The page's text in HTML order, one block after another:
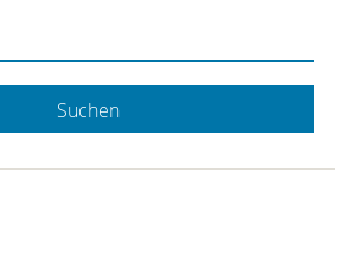
Suchen